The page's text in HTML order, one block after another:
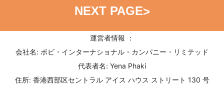
NEXT PAGE>
運営者情報 ：
会社名: ボビ・インターナショナル・カンパニー・リミテッド
代表者名: Yena Phaki
住所: 香港西部区セントラル アイス ハウス ストリート 130 号